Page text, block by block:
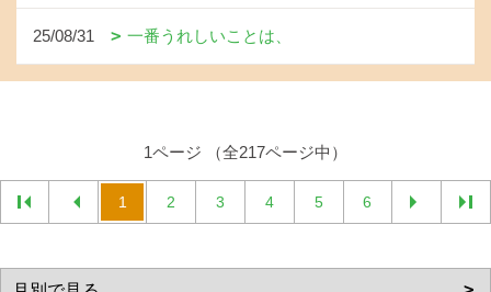
25/08/31 一番うれしいことは、
1ページ （全217ページ中）
1 2 3 4 5 6